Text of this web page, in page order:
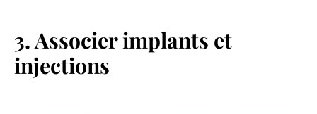
3. Associer implants et
injections